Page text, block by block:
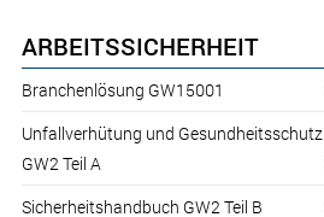
ARBEITSSICHERHEIT
Branchenlösung GW15001
Unfallverhütung und Gesundheitsschutz
GW2 Teil A
Sicherheitshandbuch GW2 Teil B